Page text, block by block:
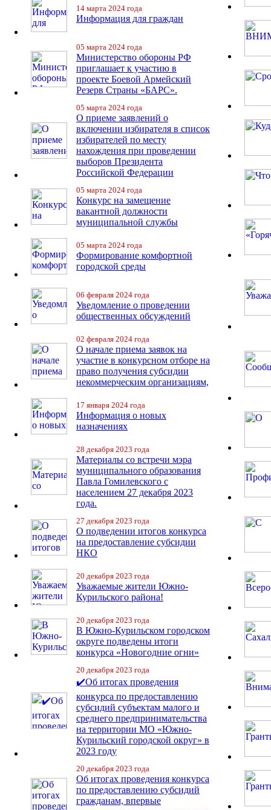
14 марта 2024 года
Информация для граждан
05 марта 2024 года
Министерство обороны РФ
приглашает к участию в
проекте Боевой Армейский
Резерв Страны «БАРС».
05 марта 2024 года
О приеме заявлений о
включении избирателя в список
избирателей по месту
нахождения при проведении
выборов Президента
Российской Федерации
05 марта 2024 года
Конкурс на замещение
вакантной должности
муниципальной службы
05 марта 2024 года
Формирование комфортной
городской среды
06 февраля 2024 года
Уведомление о проведении
общественных обсуждений
02 февраля 2024 года
О начале приема заявок на
участие в конкурсном отборе на
право получения субсидии
некоммерческим организациям,
17 января 2024 года
Информация о новых
назначениях
28 декабря 2023 года
Материалы со встречи мэра
муниципального образования
Павла Гомилевского с
населением 27 декабря 2023
года.
27 декабря 2023 года
О подведении итогов конкурса
на предоставление субсидии
НКО
20 декабря 2023 года
Уважаемые жители Южно-
Курильского района!
20 декабря 2023 года
В Южно-Курильском городском
округе подведены итоги
конкурса «Новогодние огни»
20 декабря 2023 года
✔️Об итогах проведения
конкурса по предоставлению
субсидий субъектам малого и
среднего предпринимательства
на территории МО «Южно-
Курильский городской округ» в
2023 году
20 декабря 2023 года
Об итогах проведения конкурса
по предоставлению субсидий
гражданам, впервые